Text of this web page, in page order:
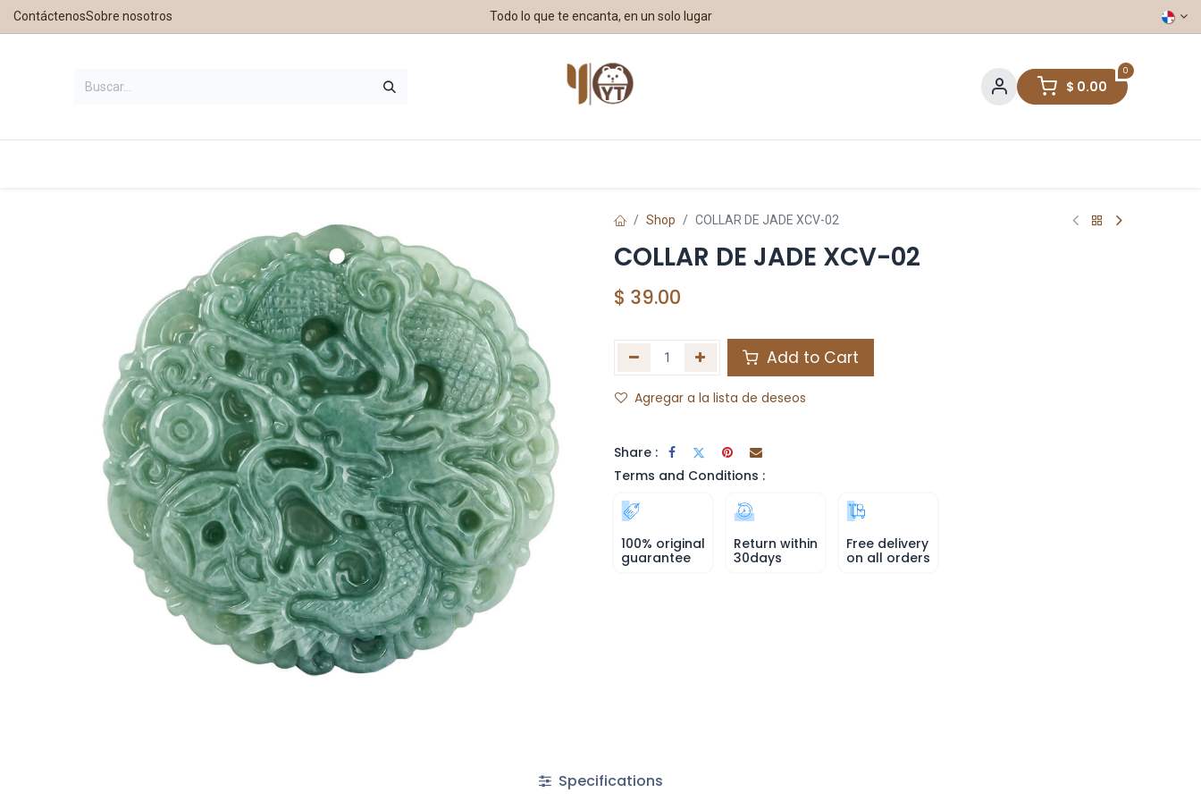
ContáctenosSobre nosotros Todo lo que te encanta, en un solo lugar
0
$ 0.00
Shop COLLAR DE JADE XCV-02
COLLAR DE JADE XCV-02
$ 39.00
Add to Cart
Agregar a la lista de deseos
Share :
Terms and Conditions :
100% original
guarantee
Return within
30days
Free delivery
on all orders
Specifications